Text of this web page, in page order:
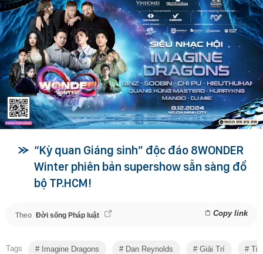
“Kỳ quan Giáng sinh” độc đáo 8WONDER
Winter phiên bản supershow sẵn sàng đổ
bộ TP.HCM!
Theo Đời sống Pháp luật Copy link
Tags Imagine Dragons Dan Reynolds Giải Trí Tin